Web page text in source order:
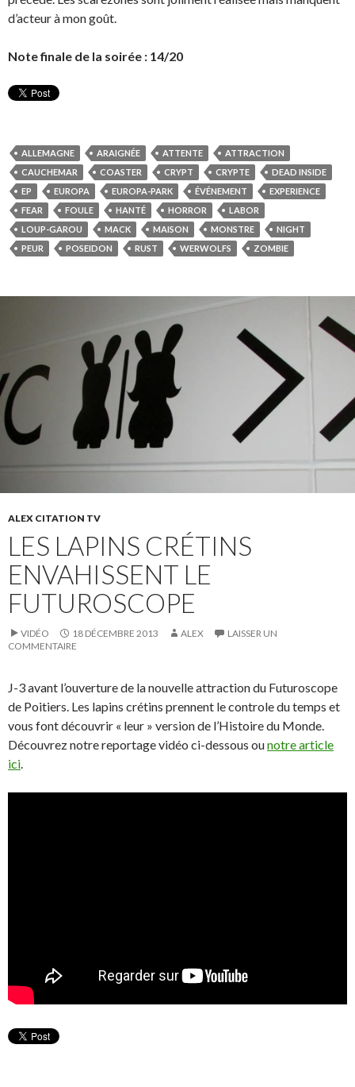
d’acteur à mon goût.
Note finale de la soirée : 14/20
ALLEMAGNE ARAIGNÉE ATTENTE
ATTRACTION
CAUCHEMAR
COASTER CRYPT CRYPTE
DEAD INSIDE
EP
EUROPA EUROPA-PARK ÉVÉNEMENT
EXPERIENCE
FEAR
FOULE HANTÉ HORROR
LABOR
LOUP-GAROU
MACK MAISON MONSTRE
NIGHT
PEUR
POSEIDON RUST WERWOLFS ZOMBIE
ALEX CITATION TV
LES LAPINS CRÉTINS
ENVAHISSENT LE
FUTUROSCOPE
VIDÉO 18 DÉCEMBRE 2013 ALEX
LAISSER UN
COMMENTAIRE
J-3 avant l’ouverture de la nouvelle attraction du Futuroscope
de Poitiers. Les lapins crétins prennent le controle du temps et
vous font découvrir « leur » version de l’Histoire du Monde.
Découvrez notre reportage vidéo ci-dessous ounotre article
ici.